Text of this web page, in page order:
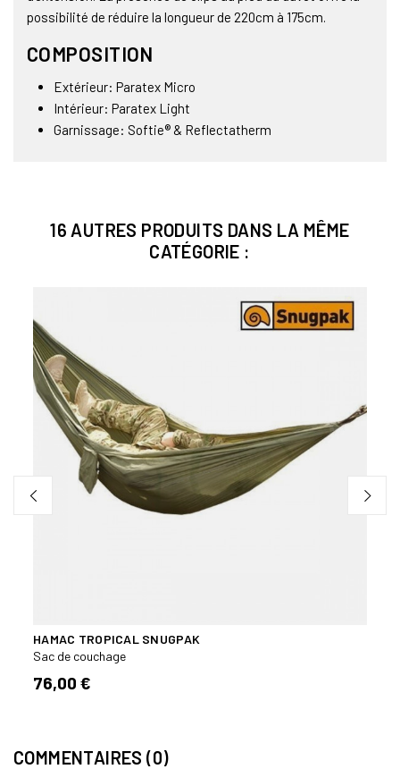
possibilité de réduire la longueur de 220cm à 175cm.
COMPOSITION
Extérieur: Paratex Micro
Intérieur: Paratex Light
Garnissage: Softie® & Reflectatherm
16 AUTRES PRODUITS DANS LA MÊME
CATÉGORIE :
HAMAC TROPICAL SNUGPAK
Sac de couchage
76,00 €
COMMENTAIRES (0)